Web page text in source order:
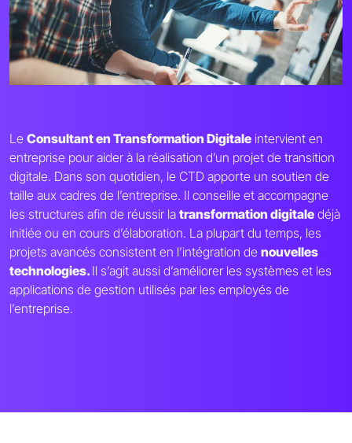
Le Consultant en Transformation Digitale intervient en
entreprise pour aider à la réalisation d’un projet de transition
digitale. Dans son quotidien, le CTD apporte un soutien de
taille aux cadres de l’entreprise. Il conseille et accompagne
les structures afin de réussir la transformation digitale déjà
initiée ou en cours d’élaboration. La plupart du temps, les
projets avancés consistent en l’intégration de nouvelles
technologies. Il s’agit aussi d’améliorer les systèmes et les
applications de gestion utilisés par les employés de
l’entreprise.